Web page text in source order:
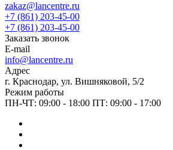
zakaz@lancentre.ru
+7 (861) 203-45-00
+7 (861) 203-45-00
Заказать звонок
E-mail
info@lancentre.ru
Адрес
г. Краснодар, ул. Вишняковой, 5/2
Режим работы
ПН-ЧТ: 09:00 - 18:00 ПТ: 09:00 - 17:00